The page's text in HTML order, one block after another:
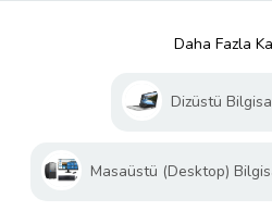
Daha Fazla
Dizüstü
Masaüstü (Desktop)